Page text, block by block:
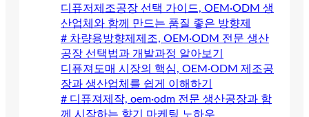
디퓨저제조공장 선택 가이드, OEM·ODM 생
산업체와 함께 만드는 품질 좋은 방향제
# 차량용방향제제조, OEM·ODM 전문 생산
공장 선택법과 개발과정 알아보기
디퓨져도매 시장의 핵심, OEM·ODM 제조공
장과 생산업체를 쉽게 이해하기
# 디퓨져제작, oem·odm 전문 생산공장과 함
께 시작하는 향기 마케팅 노하우